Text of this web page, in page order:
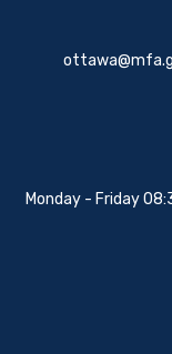
Monday - Friday